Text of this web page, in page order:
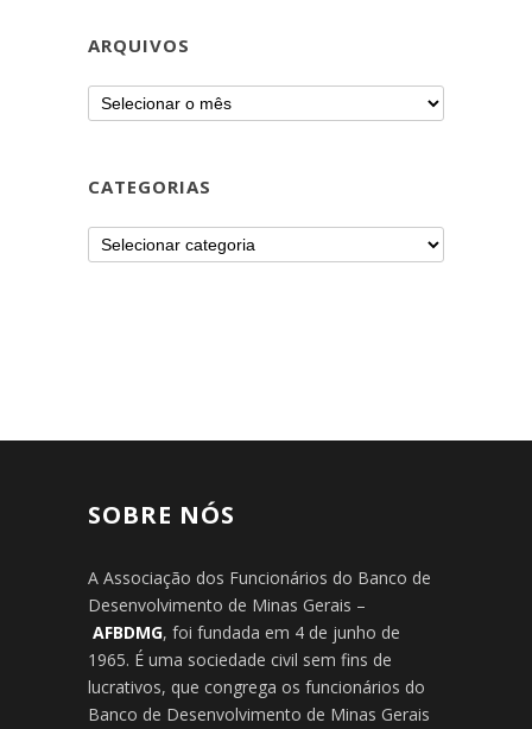
ARQUIVOS
CATEGORIAS
SOBRE NÓS
A Associação dos Funcionários do Banco de
Desenvolvimento de Minas Gerais –
AFBDMG, foi fundada em 4 de junho de
1965. É uma sociedade civil sem fins de
lucrativos, que congrega os funcionários do
Banco de Desenvolvimento de Minas Gerais